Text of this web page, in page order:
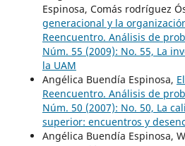
Espinosa, Comás rodríguez
generacional y la
Reencuentro. Análisis de
Núm. 55 (2009): No. 55, La
la UAM
Angélica Buendía Espinosa,
Reencuentro. Análisis de
Núm. 50 (2007): No. 50, La
superior: encuentros y
Angélica Buendía Espinosa,